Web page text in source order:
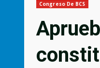
Congreso De BCS